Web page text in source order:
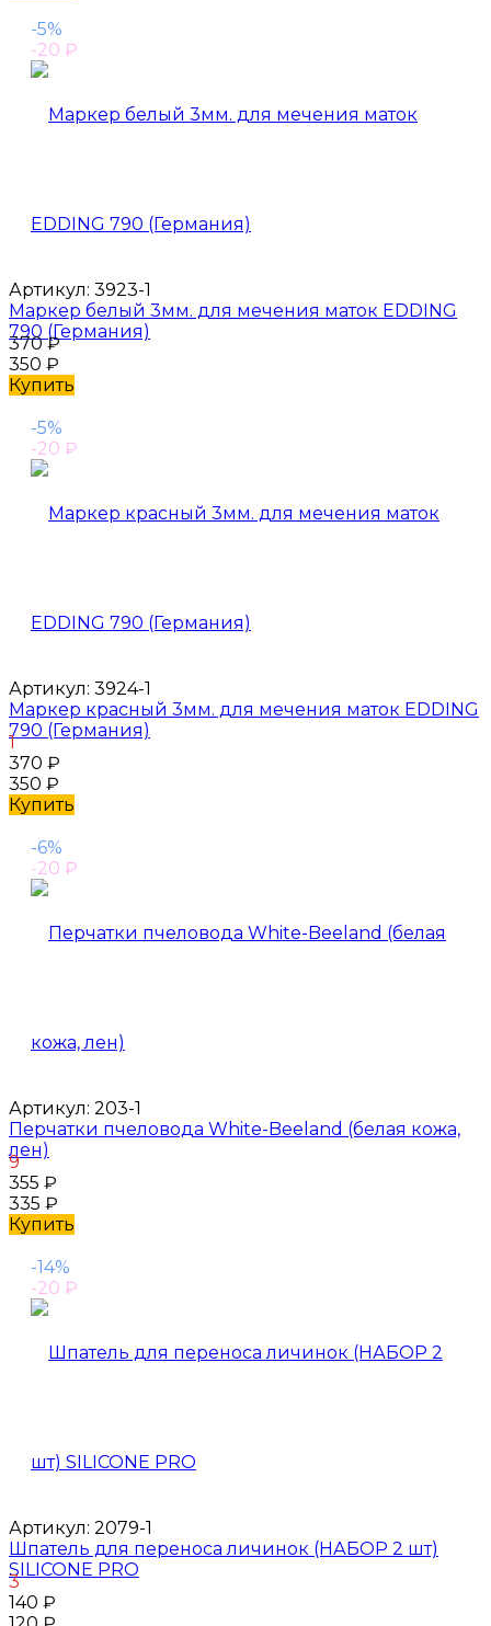
-5%
-20 ₽
Артикул: 3923-1
Маркер белый 3мм. для мечения маток EDDING
790 (Германия)
370₽
350 ₽
Купить
-5%
-20 ₽
Артикул: 3924-1
Маркер красный 3мм. для мечения маток EDDING
790 (Германия)
1
370 ₽
350 ₽
Купить
-6%
-20 ₽
Артикул: 203-1
Перчатки пчеловода White-Beeland (белая кожа,
лен)
9
355 ₽
335 ₽
Купить
-14%
-20 ₽
Артикул: 2079-1
Шпатель для переноса личинок (НАБОР 2 шт)
SILICONE PRO
3
140 ₽